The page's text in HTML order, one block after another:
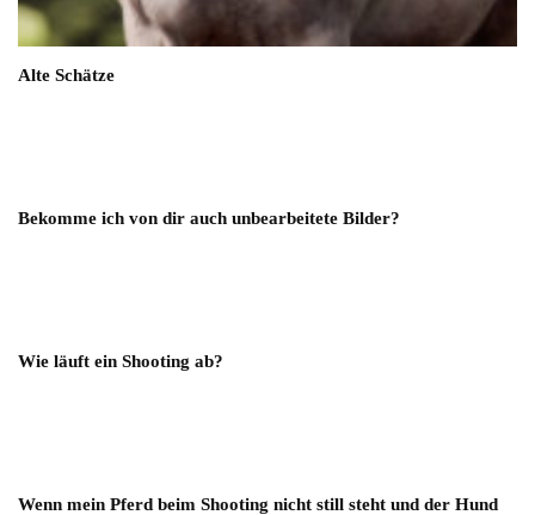
Alte Schätze
Bekomme ich von dir auch unbearbeitete Bilder?
Wie läuft ein Shooting ab?
Wenn mein Pferd beim Shooting nicht still steht und der Hund